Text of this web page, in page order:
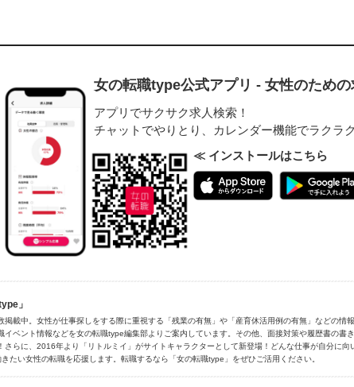
女の転職type公式アプリ - 女性のため
アプリでサクサク求人検索！
チャットでやりとり、カレンダー機能でラクラ
≪ インストールはこちら
」
載中。女性が仕事探しをする際に重視する「残業の有無」や「産育休活用例の有無」などの情
ベント情報などを女の転職type編集部よりご案内しています。その他、面接対策や履歴書の書
らに、2016年より「リトルミイ」がサイトキャラクターとして新登場！どんな仕事が自分に
たい女性の転職を応援します。転職するなら「女の転職type」をぜひご活用ください。